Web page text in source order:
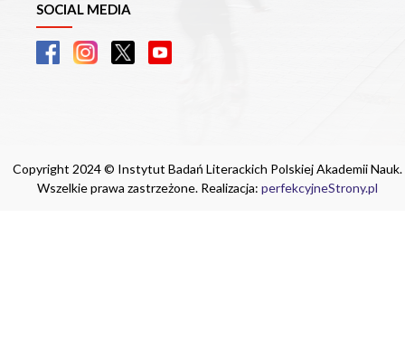
SOCIAL MEDIA
Copyright 2024 © Instytut Badań Literackich Polskiej Akademii Nauk.
Wszelkie prawa zastrzeżone. Realizacja: perfekcyjneStrony.pl